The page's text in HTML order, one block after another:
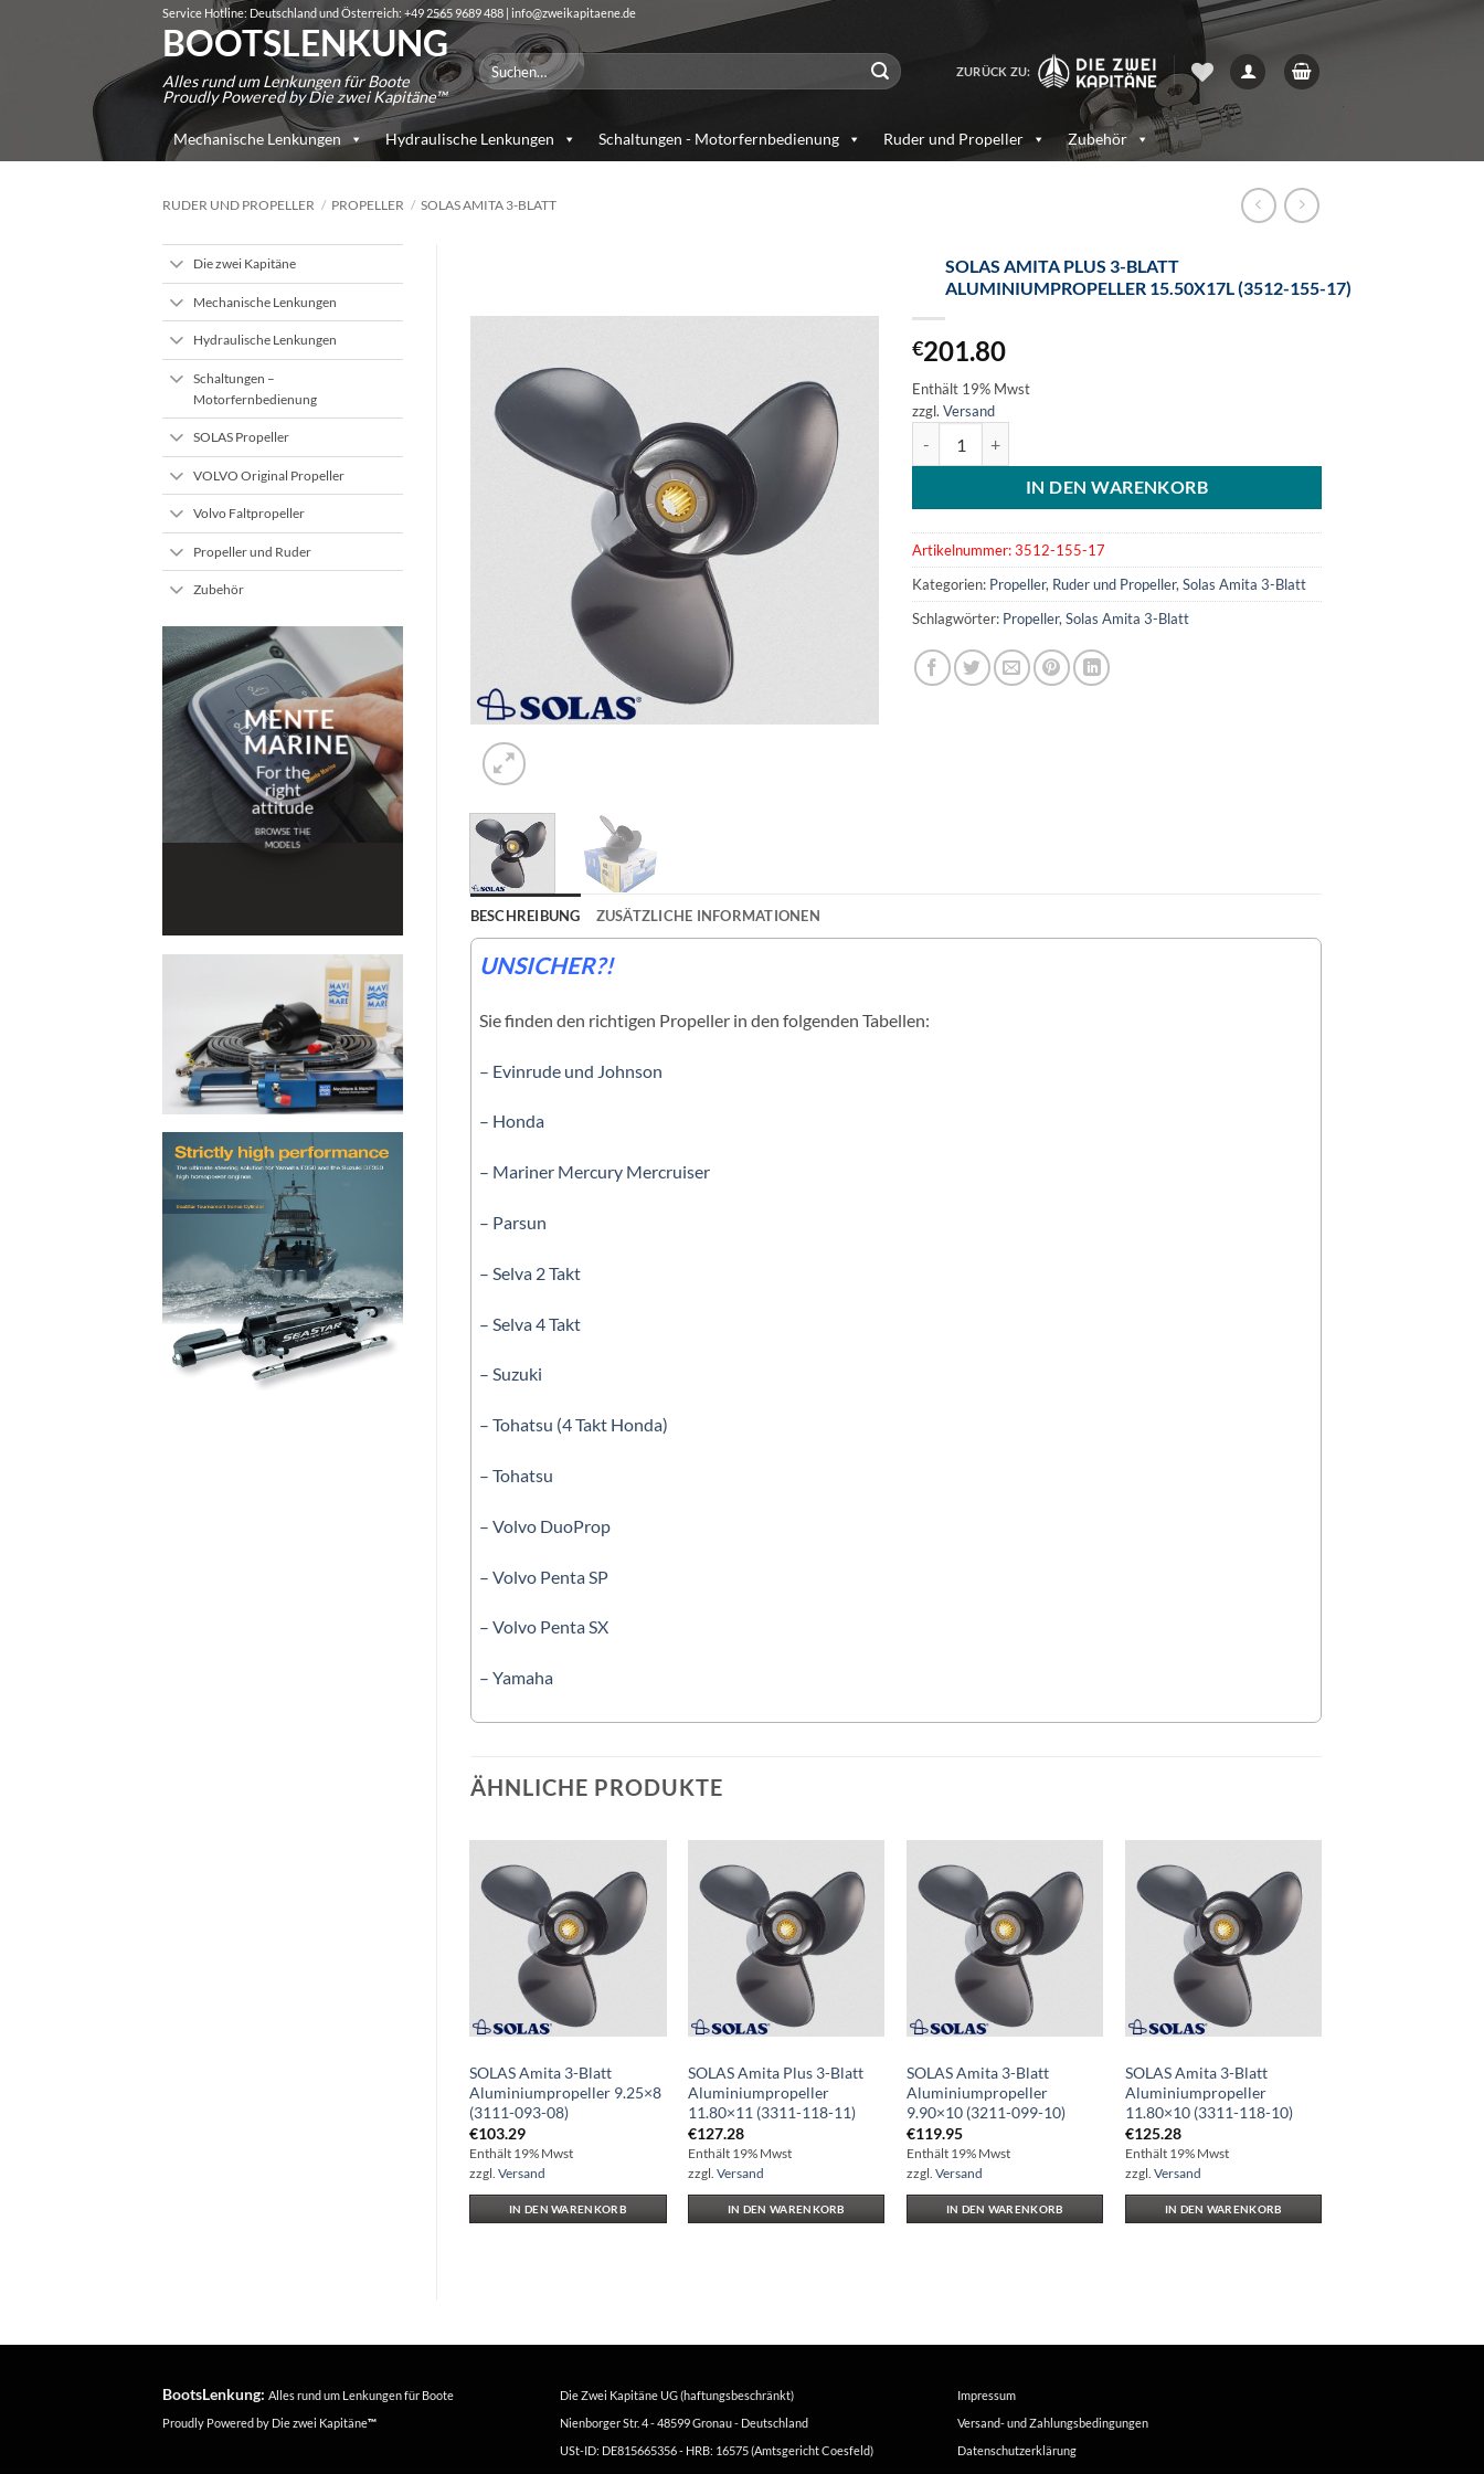
Service Hotline: Deutschland und Österreich: +49 2565 9689 488 | info@zweikapitaene.de
BOOTSLENKUNG
Alles rund um Lenkungen für Boote
Proudly Powered by Die zwei Kapitäne™
Suchen
nach:
ZURÜCK ZU:
Mechanische Lenkungen Hydraulische Lenkungen Schaltungen - Motorfernbedienung Ruder und Propeller Zubehör
RUDER UND PROPELLER / PROPELLER / SOLAS AMITA 3-BLATT
Die zwei Kapitäne
Mechanische Lenkungen
Hydraulische Lenkungen
Schaltungen –
Motorfernbedienung
SOLAS Propeller
VOLVO Original Propeller
Volvo Faltpropeller
Propeller und Ruder
Zubehör
MENTE
MARINE
For the
right
attitude
BROWSE THE
MODELS
Auf die
SOLAS AMITA PLUS 3-BLATT
ALUMINIUMPROPELLER 15.50X17L (3512-155-17)
€201.80
Enthält 19% Mwst
zzgl.Versand
IN DEN WARENKORB
Artikelnummer:3512-155-17
Kategorien: Propeller, Ruder und Propeller,Solas Amita 3-Blatt
Schlagwörter: Propeller,Solas Amita 3-Blatt
BESCHREIBUNG ZUSÄTZLICHE INFORMATIONEN
UNSICHER?!
Sie finden den richtigen Propeller in den folgenden Tabellen:
– Evinrude und Johnson
– Honda
– Mariner Mercury Mercruiser
– Parsun
– Selva 2 Takt
– Selva 4 Takt
– Suzuki
– Tohatsu (4 Takt Honda)
– Tohatsu
– Volvo DuoProp
– Volvo Penta SP
– Volvo Penta SX
– Yamaha
ÄHNLICHE PRODUKTE
Auf die
Wunschliste
SOLAS Amita 3-Blatt
Aluminiumpropeller 9.25×8
(3111-093-08)
€103.29
Enthält 19% Mwst
zzgl.Versand
IN DEN WARENKORB
Auf die
Wunschliste
SOLAS Amita Plus 3-Blatt
Aluminiumpropeller
11.80×11 (3311-118-11)
€127.28
Enthält 19% Mwst
zzgl.Versand
IN DEN WARENKORB
Auf die
Wunschliste
SOLAS Amita 3-Blatt
Aluminiumpropeller
9.90×10 (3211-099-10)
€119.95
Enthält 19% Mwst
zzgl.Versand
IN DEN WARENKORB
Auf die
Wunschliste
SOLAS Amita 3-Blatt
Aluminiumpropeller
11.80×10 (3311-118-10)
€125.28
Enthält 19% Mwst
zzgl. Versand
IN DEN WARENKORB
BootsLenkung: Alles rund um Lenkungen für Boote
Proudly Powered by Die zwei Kapitäne™
Die Zwei Kapitäne UG (haftungsbeschränkt)
Nienborger Str. 4 - 48599 Gronau - Deutschland
USt-ID: DE815665356 - HRB: 16575 (Amtsgericht Coesfeld)
Impressum
Versand- und Zahlungsbedingungen
Datenschutzerklärung